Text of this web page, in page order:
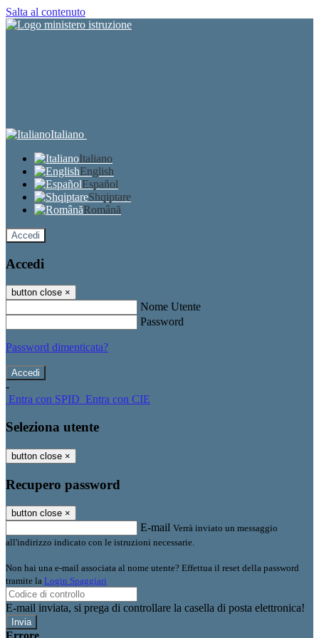
Salta al contenuto
Italiano
Italiano
English
Español
Shqiptare
Română
Accedi
Accedi
button close ×
Nome Utente
Password
Password dimenticata?
-
Entra con SPID Entra con CIE
Seleziona utente
button close ×
Recupero password
button close ×
E-mail Verrà inviato un messaggio
all'indirizzo indicato con le istruzioni necessarie.
Non hai una e-mail associata al nome utente? Effettua il reset della password
tramite la Login Spaggiari
E-mail inviata, si prega di controllare la casella di posta elettronica!